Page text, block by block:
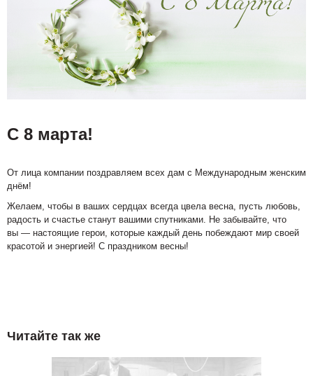
С 8 марта!
От лица компании поздравляем всех дам с Международным женским
днём!
Желаем, чтобы в ваших сердцах всегда цвела весна, пусть любовь,
радость и счастье станут вашими спутниками. Не забывайте, что
вы — настоящие герои, которые каждый день побеждают мир своей
красотой и энергией! С праздником весны!
Читайте так же